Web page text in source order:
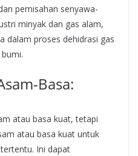
pemisahan senyawa-
minyak dan gas alam,
dalam proses dehidrasi gas
Basa:
atau basa kuat, tetapi
atau basa kuat untuk
Ini dapat